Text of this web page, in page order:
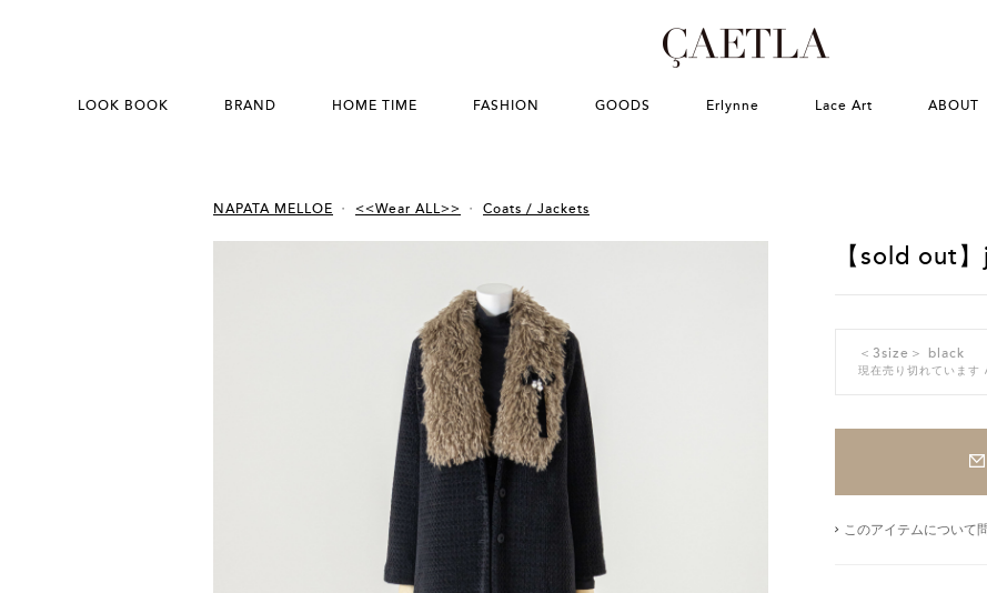
LOOK BOOK BRAND HOME TIME FASHION GOODS Erlynne Lace Art ABOUT
NAPATA MELLOE <<Wear ALL>> Coats / Jackets
【sold out
＜3size＞ black
現在売り切れています
このアイテムについて